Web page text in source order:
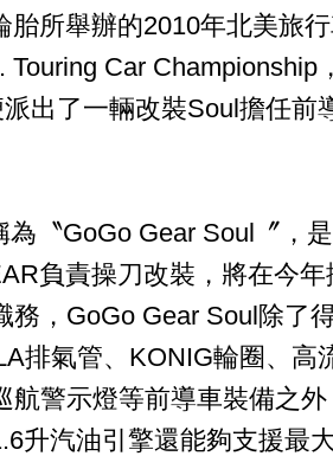
胎所舉辦的2010年北美旅
Touring Car Championship
出了一輛改裝Soul擔任前
為〝GoGo Gear Soul〞，
負責操刀改裝，將在今
務，GoGo Gear Soul除了
排氣管、KONIG輪圈、高
航警示燈等前導車裝備之
升汽油引擎還能夠支援最